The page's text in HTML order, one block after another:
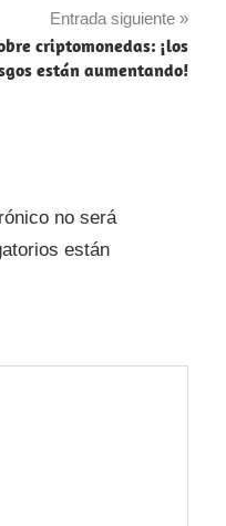
Entrada siguiente
criptomonedas: ¡los
están aumentando!
no será
están